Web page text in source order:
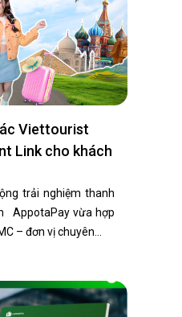
Viettourist
Link cho khách
trải nghiệm thanh
AppotaPay vừa hợp
– đơn vị chuyên…